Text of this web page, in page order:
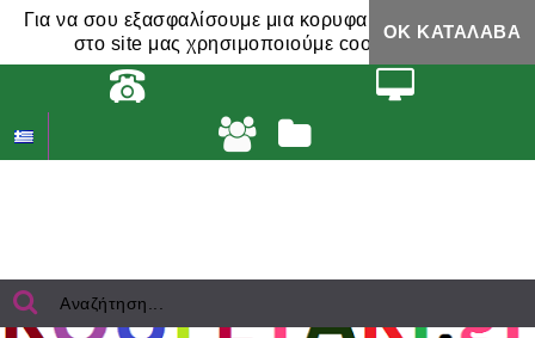
Για να σου εξασφαλίσουμε μια κορυφαία εμπειρία,
στο site μας χρησιμοποιούμε cookies.
ΟΚ ΚΑΤΆΛΑΒΑ